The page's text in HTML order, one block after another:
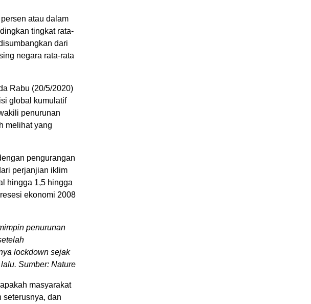
atau dalam
tingkat rata-
dari
negara rata-rata
Rabu (20/5/2020)
global kumulatif
penurunan
melihat yang
pengurangan
perjanjian iklim
hingga 1,5 hingga
ekonomi 2008
penurunan
lockdown sejak
Sumber: Nature
masyarakat
seterusnya, dan